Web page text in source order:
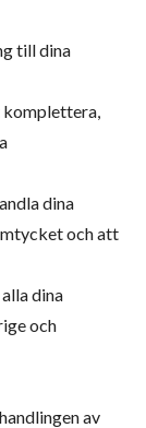
till dina
dina
och att
dina
och
av